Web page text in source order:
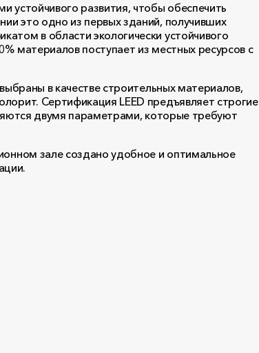
устойчивого развития, чтобы обеспечить
это одно из первых зданий, получивших
в области экологически устойчивого
материалов поступает из местных ресурсов с
в качестве строительных материалов,
Сертификация LEED предъявляет строгие
двумя параметрами, которые требуют
зале создано удобное и оптимальное